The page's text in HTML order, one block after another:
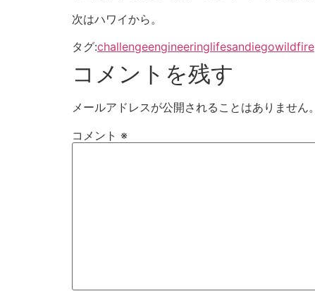
次はハワイから。
タグ:challengeengineeringlifesandiegowildfire
コメントを残す
メールアドレスが公開されることはありません。
コメント ※